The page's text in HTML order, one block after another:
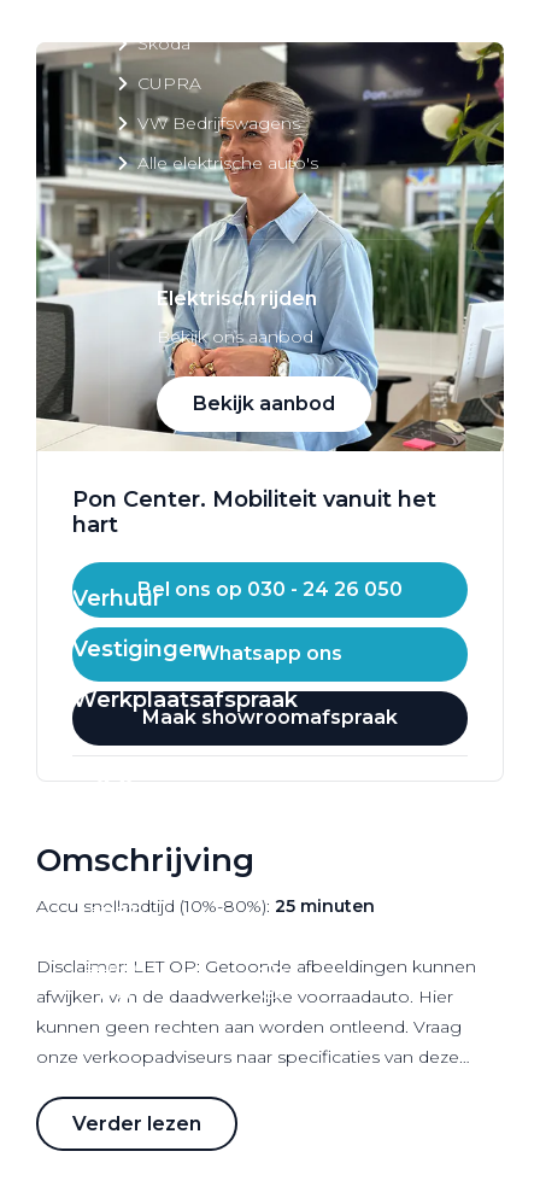
Škoda
CUPRA
VW Bedrijfswagens
Alle elektrische auto's
Elektrisch rijden
Bekijk ons aanbod
Bekijk aanbod
Verhuur
Vestigingen
Werkplaatsafspraak
Pon Center. Mobiliteit vanuit het
hart
Bel ons op 030 - 24 26 050
Whatsapp ons
Maak showroomafspraak
Omschrijving
Accu snellaadtijd (10%-80%): 25 minuten
Disclaimer: LET OP: Getoonde afbeeldingen kunnen
afwijken van de daadwerkelijke voorraadauto. Hier
kunnen geen rechten aan worden ontleend. Vraag
onze verkoopadviseurs naar specificaties van deze
Verder lezen